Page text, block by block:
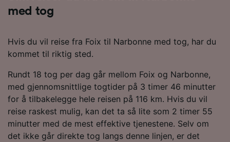
med tog
Hvis du vil reise fra Foix til Narbonne med tog, har du
kommet til riktig sted.
Rundt 18 tog per dag går mellom Foix og Narbonne,
med gjennomsnittlige togtider på 3 timer 46 minutter
for å tilbakelegge hele reisen på 116 km. Hvis du vil
reise raskest mulig, kan det ta så lite som 2 timer 55
minutter med de mest effektive tjenestene. Selv om
det ikke går direkte tog langs denne linjen, er det